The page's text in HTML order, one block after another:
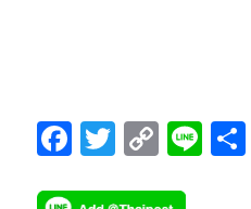
F T C Li